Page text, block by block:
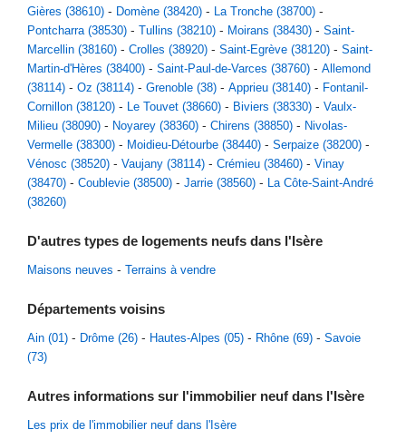
Gières (38610)
Domène (38420)
La Tronche (38700)
Pontcharra (38530)
Tullins (38210) Moirans (38430)
Saint-
Marcellin (38160)
Crolles (38920) Saint-Egrève (38120)
Saint-
Martin-d'Hères (38400)
Saint-Paul-de-Varces (38760)
Allemond
(38114)
Oz (38114) Grenoble (38) Apprieu (38140)
Fontanil-
Cornillon (38120)
Le Touvet (38660) Biviers (38330)
Vaulx-
Milieu (38090)
Noyarey (38360) Chirens (38850)
Nivolas-
Vermelle (38300)
Moidieu-Détourbe (38440)
Serpaize (38200)
Vénosc (38520)
Vaujany (38114) Crémieu (38460)
Vinay
(38470)
Coublevie (38500) Jarrie (38560)
La Côte-Saint-André
(38260)
D'autres types de logements neufs dans l'Isère
Maisons neuves Terrains à vendre
Départements voisins
Ain (01) Drôme (26) Hautes-Alpes (05) Rhône (69)
Savoie
(73)
Autres informations sur l'immobilier neuf dans l'Isère
Les prix de l'immobilier neuf dans l'Isère